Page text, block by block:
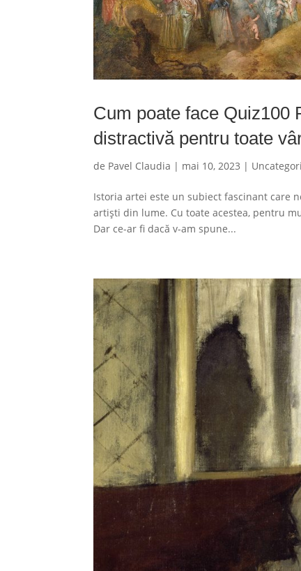
Cum poate face Quiz100
distractivă pentru toate
de Pavel Claudia | mai 10, 2023 |
Istoria artei este un subiect fascinant care
artiști din lume. Cu toate acestea, pentru
Dar ce-ar fi dacă v-am spune...